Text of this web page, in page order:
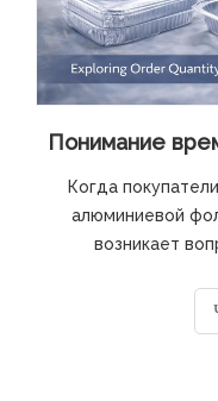
Когда
алюминиевой
возникает
алюминиевой
факторов,